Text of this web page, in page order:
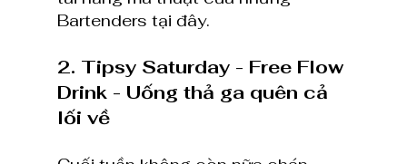
Bartenders tại đây.
2. Tipsy Saturday - Free Flow
Drink - Uống thả ga quên cả
lối về